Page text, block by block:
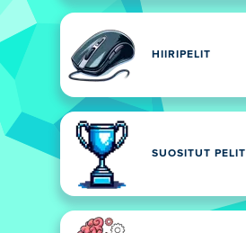
HIIRIPELIT
SUOSITUT PELIT